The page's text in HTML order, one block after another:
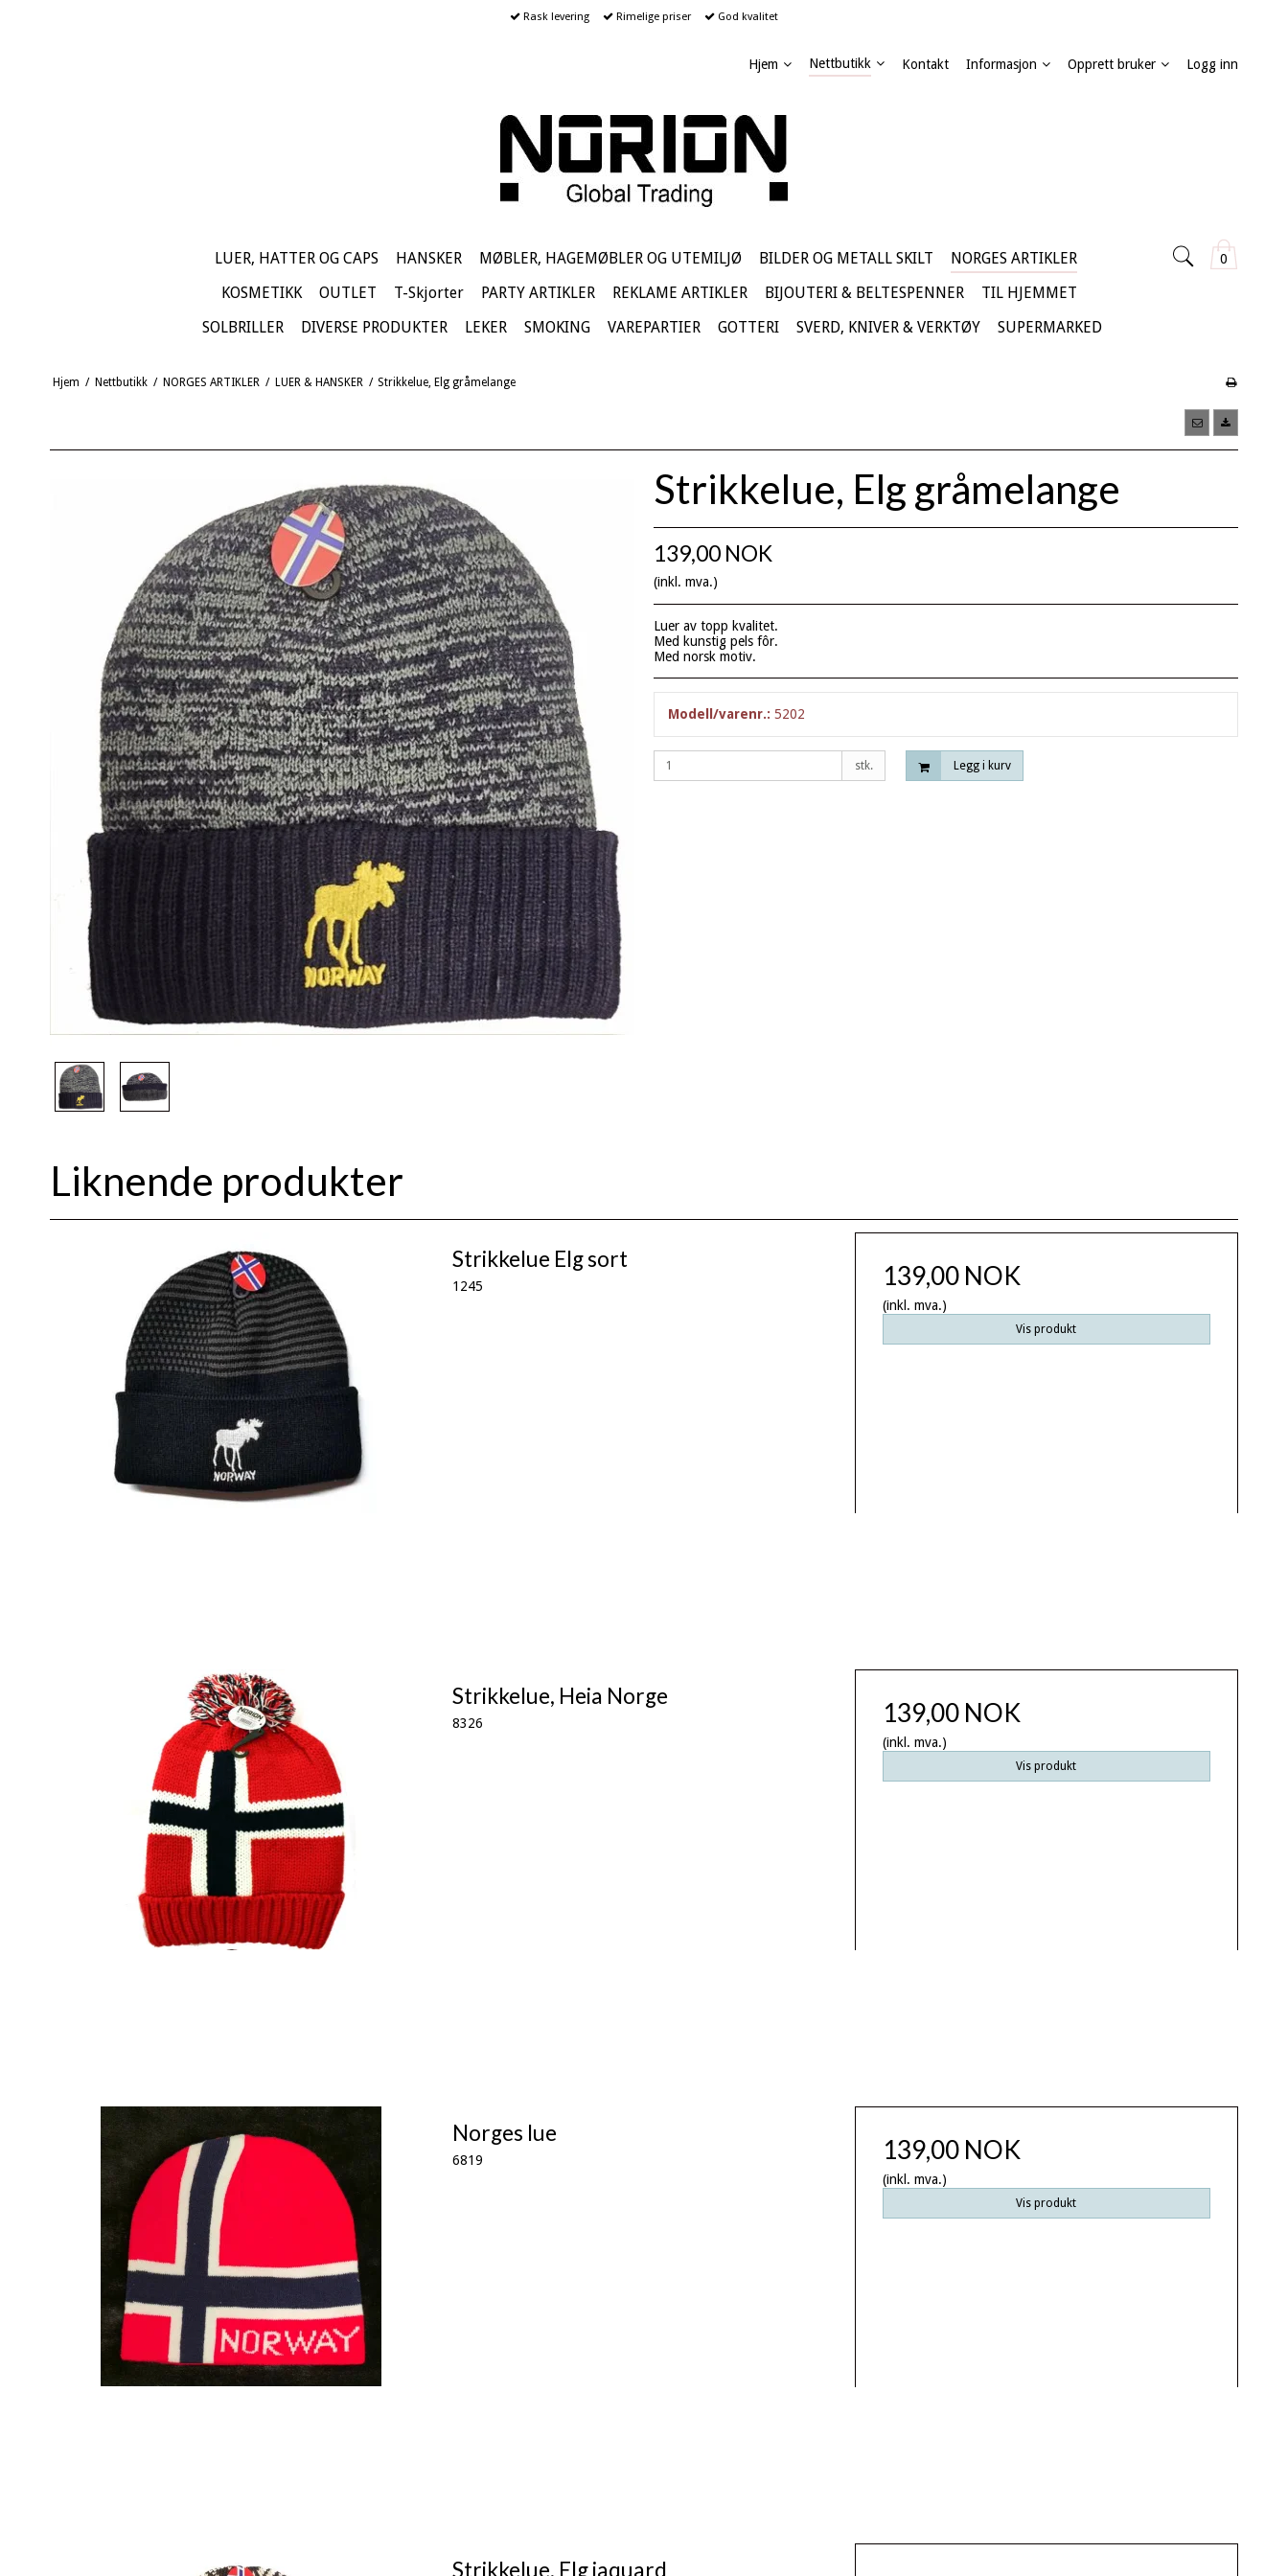
Rask levering Rimelige priser God kvalitet
Hjem Nettbutikk Kontakt Informasjon Opprett bruker Logg inn
0
LUER, HATTER OG CAPS HANSKER MØBLER, HAGEMØBLER OG UTEMILJØ BILDER OG METALL SKILT
NORGES ARTIKLER
KOSMETIKK
OUTLET T-Skjorter PARTY ARTIKLER REKLAME ARTIKLER BIJOUTERI & BELTESPENNER
TIL HJEMMET
SOLBRILLER
DIVERSE PRODUKTER LEKER SMOKING VAREPARTIER GOTTERI SVERD, KNIVER & VERKTØY SUPERMARKED
Hjem / Nettbutikk / NORGES ARTIKLER / LUER & HANSKER / Strikkelue, Elg gråmelange
Strikkelue, Elg gråmelange
139,00 NOK
(inkl. mva.)
Luer av topp kvalitet.
Med kunstig pels fôr.
Med norsk motiv.
Modell/varenr.: 5202
stk. Legg i kurv
Liknende produkter
Strikkelue Elg sort
1245 139,00 NOK
(inkl. mva.)
Vis produkt
Strikkelue, Heia Norge
8326 139,00 NOK
(inkl. mva.)
Vis produkt
Norges lue
6819 139,00 NOK
(inkl. mva.)
Vis produkt
Strikkelue, Elg jaquard